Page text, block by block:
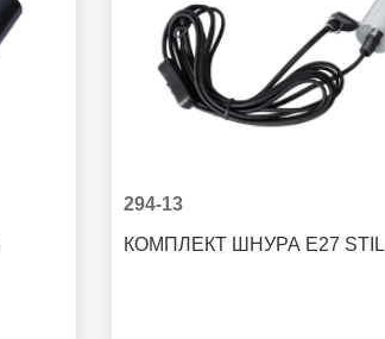
294-13
КОМПЛЕКТ ШНУРА E27 STIL